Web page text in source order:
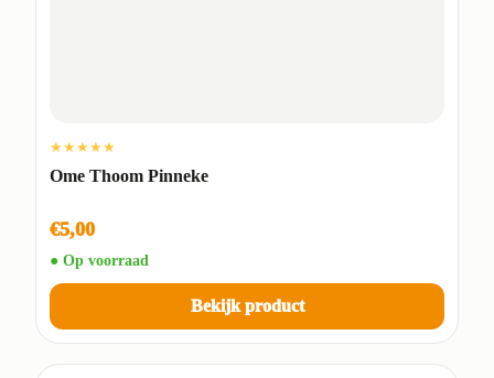
★★★★★
Ome Thoom Pinneke
€5,00
● Op voorraad
Bekijk product